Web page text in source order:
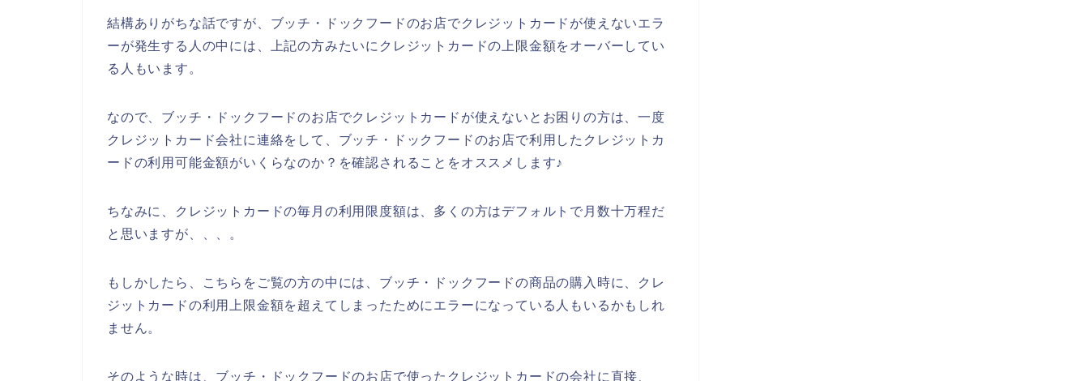
結構ありがちな話ですが、ブッチ・ドックフードのお店でクレジットカードが使えないエラ
ーが発生する人の中には、上記の方みたいにクレジットカードの上限金額をオーバーしてい
る人もいます。
なので、ブッチ・ドックフードのお店でクレジットカードが使えないとお困りの方は、一度
クレジットカード会社に連絡をして、ブッチ・ドックフードのお店で利用したクレジットカ
ードの利用可能金額がいくらなのか？を確認されることをオススメします♪
ちなみに、クレジットカードの毎月の利用限度額は、多くの方はデフォルトで月数十万程だ
と思いますが、、、。
もしかしたら、こちらをご覧の方の中には、ブッチ・ドックフードの商品の購入時に、クレ
ジットカードの利用上限金額を超えてしまったためにエラーになっている人もいるかもしれ
ません。
そのような時は、ブッチ・ドックフードのお店で使ったクレジットカードの会社に直接、